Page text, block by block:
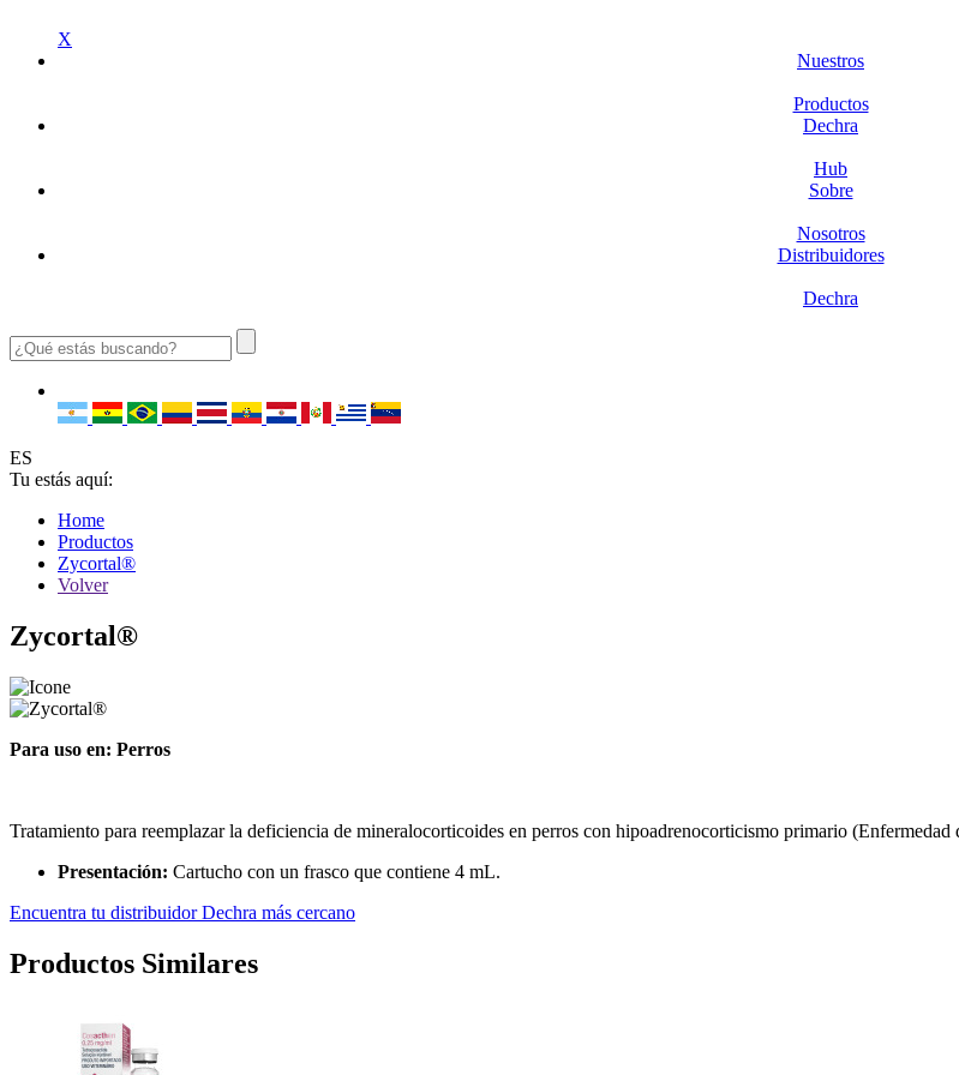
X
Nuestros
Productos
Dechra
Hub
Sobre
Nosotros
Distribuidores
Dechra
ES
Tu estás aquí:
Home
Productos
Zycortal®
Volver
Zycortal®
Para uso en: Perros
Tratamiento para reemplazar la deficiencia de mineralocorticoides en perros con hipoadrenocorticismo primario (Enfermedad
Presentación: Cartucho con un frasco que contiene 4 mL.
Encuentra tu distribuidor Dechra más cercano
Productos Similares